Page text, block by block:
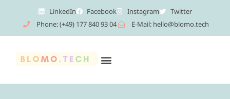
LinkedIn Facebook Instagram
Twitter
Phone: (+49) 177 840 93 04
E-Mail: hello@blomo.tech